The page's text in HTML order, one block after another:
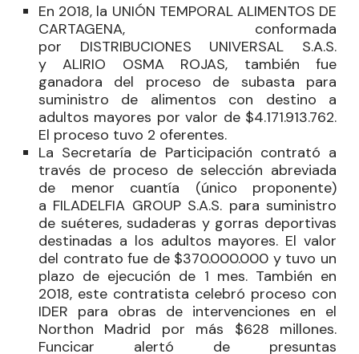
En 2018, la UNIÓN TEMPORAL ALIMENTOS DE
CARTAGENA, conformada
por DISTRIBUCIONES UNIVERSAL S.A.S.
y ALIRIO OSMA ROJAS, también fue
ganadora del proceso de subasta para
suministro de alimentos con destino a
adultos mayores por valor de $4.171.913.762.
El proceso tuvo 2 oferentes.
La Secretaría de Participación contrató a
través de proceso de selección abreviada
de menor cuantía (único proponente)
a FILADELFIA GROUP S.A.S. para suministro
de suéteres, sudaderas y gorras deportivas
destinadas a los adultos mayores. El valor
del contrato fue de $370.000.000 y tuvo un
plazo de ejecución de 1 mes. También en
2018, este contratista celebró proceso con
IDER para obras de intervenciones en el
Northon Madrid por más $628 millones.
Funcicar alertó de presuntas